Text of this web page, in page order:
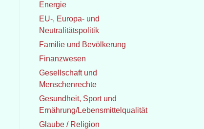
Energie
EU-, Europa- und
Neutralitätspolitik
Familie und Bevölkerung
Finanzwesen
Gesellschaft und
Menschenrechte
Gesundheit, Sport und
Ernährung/Lebensmittelqualität
Glaube / Religion